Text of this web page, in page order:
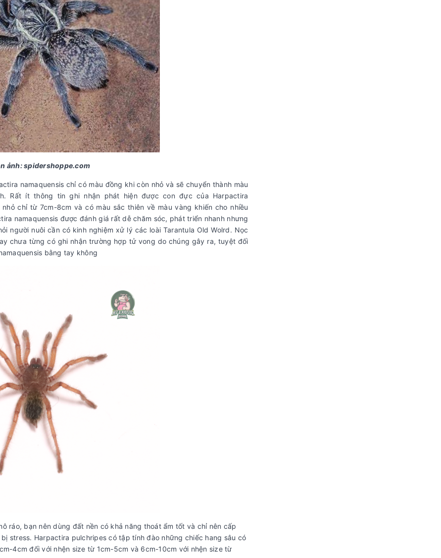
ảnh: spidershoppe.com
namaquensis chỉ có màu đồng khi còn nhỏ và sẽ chuyển thành màu
Rất ít thông tin ghi nhận phát hiện được con đực của Harpactira
chỉ từ 7cm-8cm và có màu sắc thiên về màu vàng khiến cho nhiều
namaquensis được đánh giá rất dễ chăm sóc, phát triển nhanh nhưng
người nuôi cần có kinh nghiệm xử lý các loài Tarantula Old Wolrd. Nọc
chưa từng có ghi nhận trường hợp tử vong do chúng gây ra, tuyệt đối
bằng tay không
ráo, bạn nên dùng đất nền có khả năng thoát ẩm tốt và chỉ nên cấp
stress. Harpactira pulchripes có tập tính đào những chiếc hang sâu có
4cm đối với nhện size từ 1cm-5cm và 6cm-10cm với nhện size từ